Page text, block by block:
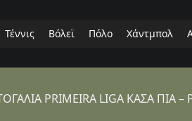
Τέννις Βόλεϊ Πόλο Χάντμπολ
PRIMEIRA LIGA ΚΑΣΑ ΠΙΑ